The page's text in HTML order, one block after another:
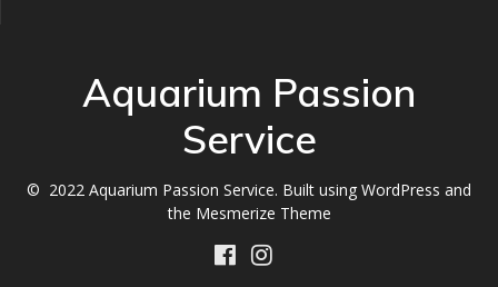
Aquarium Passion
Service
© 2022 Aquarium Passion Service. Built using WordPress and
the Mesmerize Theme